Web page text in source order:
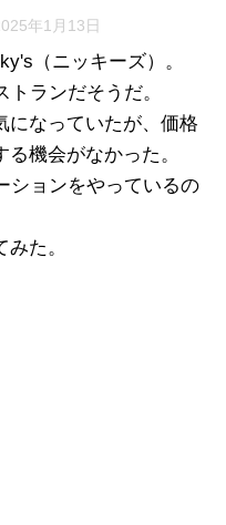
年1月13日
（ニッキーズ）。
ランだそうだ。
になっていたが、価格
機会がなかった。
ションをやっているの
た。